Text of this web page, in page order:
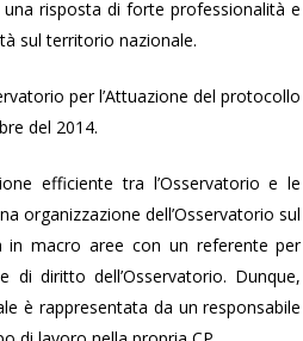
risposta di forte professionalità e
sul territorio nazionale.
per l’Attuazione del protocollo
del 2014.
efficiente tra l’Osservatorio e le
organizzazione dell’Osservatorio sul
in macro aree con un referente per
di diritto dell’Osservatorio. Dunque,
è rappresentata da un responsabile